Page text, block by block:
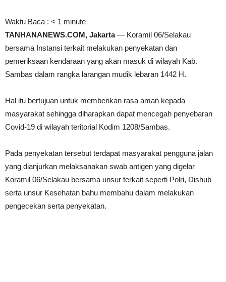
Waktu Baca : < 1 minute
TANHANANEWS.COM, Jakarta— Koramil 06/Selakau
bersama Instansi terkait melakukan penyekatan dan
pemeriksaan kendaraan yang akan masuk di wilayah Kab.
Sambas dalam rangka larangan mudik lebaran 1442 H.
Hal itu bertujuan untuk memberikan rasa aman kepada
masyarakat sehingga diharapkan dapat mencegah penyebaran
Covid-19 di wilayah teritorial Kodim 1208/Sambas.
Pada penyekatan tersebut terdapat masyarakat pengguna jalan
yang dianjurkan melaksanakan swab antigen yang digelar
Koramil 06/Selakau bersama unsur terkait seperti Polri, Dishub
serta unsur Kesehatan bahu membahu dalam melakukan
pengecekan serta penyekatan.